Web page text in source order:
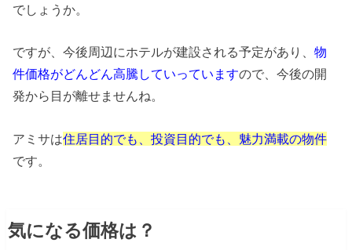
でしょうか。
ですが、今後周辺にホテルが建設される予定があり、物
件価格がどんどん高騰していっていますので、今後の開
発から目が離せませんね。
アミサは住居目的でも、投資目的でも、魅力満載の物件
です。
気になる価格は？